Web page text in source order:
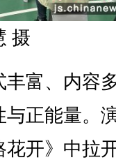
摄
富、内容
与正能量。
花开》中拉